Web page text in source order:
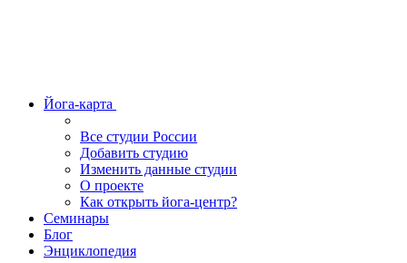
Йога-карта
Все студии России
Добавить студию
Изменить данные студии
О проекте
Как открыть йога-центр?
Семинары
Блог
Энциклопедия